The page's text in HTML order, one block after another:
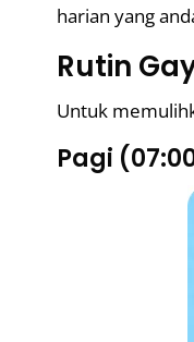
harian yang
Rutin
Untuk
Pagi